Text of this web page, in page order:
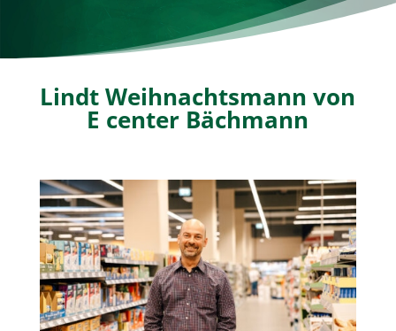
Lindt Weihnachtsmann von
E center Bächmann